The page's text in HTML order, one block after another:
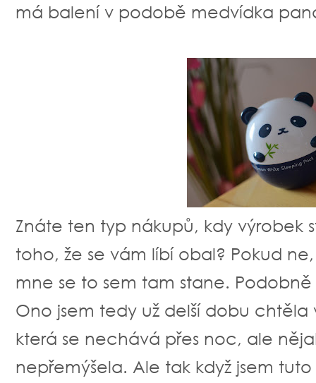
má balení v podobě medvídka
Znáte ten typ nákupů, kdy výrobek
toho, že se vám líbí obal? Pokud
mne se to sem tam stane.
Ono jsem tedy už delší dobu chtěla
která se nechává přes noc, ale
nepřemýšela. Ale tak když jsem